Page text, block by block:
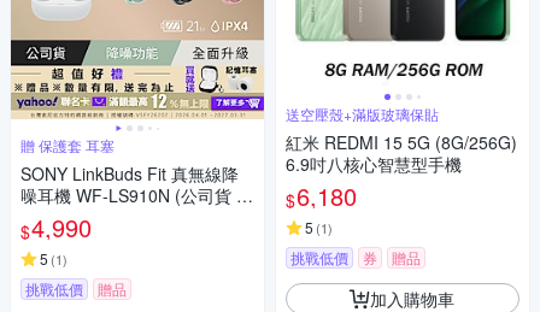
贈 保護套 耳塞
SONY LinkBuds Fit 真無線降
噪耳機 WF-LS910N (公司貨 保
固12+6個月)
$4,990
5 (1)
挑戰低價 贈品
送空壓殼+滿版玻璃保貼
紅米 REDMI 15 5G (8G/256G)
6.9吋八核心智慧型手機
$6,180
5 (1)
挑戰低價 券 贈品
加入購物車